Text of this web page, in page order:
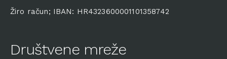
Žiro račun; IBAN: HR4323600001101358742
Društvene mreže